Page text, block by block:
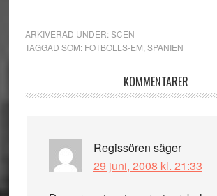
ARKIVERAD UNDER:SCEN
TAGGAD SOM: FOTBOLLS-EM SPANIEN
Läsarkommentarer
KOMMENTARER
Regissören säger
29 juni, 2008 kl. 21:33